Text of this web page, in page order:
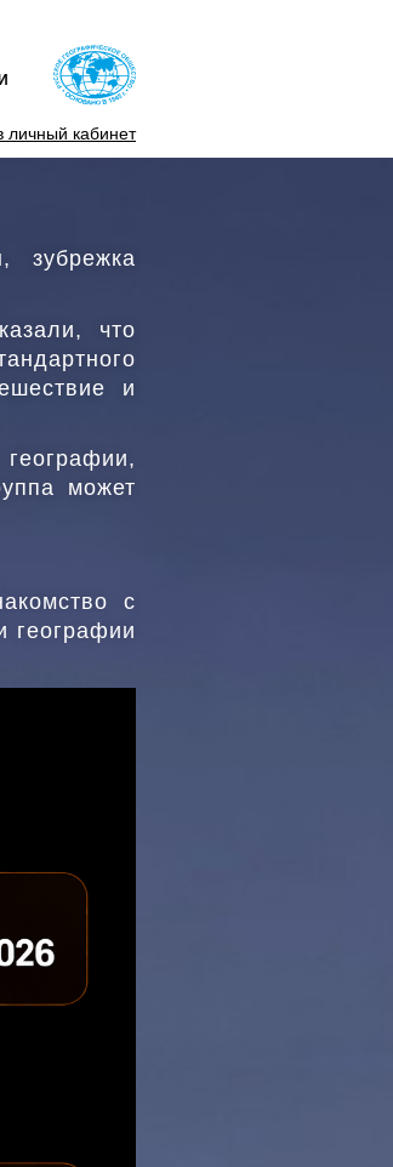
личный кабинет
зубрежка
что
и
может
с
географии